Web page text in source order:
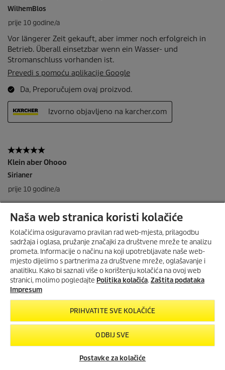
ISKORISTI DO 30%
POPUSTA U KOLOVOZU
popustanadodatkeza
višenamjenske usisavače.
Vrijedi od1.8.2026. do 31.8.2026.
Created with AI (artificial intelligence)
Naša web stranica koristi kolačiće
Kolačićima osiguravamo pravilan rad web-mjesta, prilagodbu
sadržaja i oglasa, pružanje značajki za društvene mreže te analizu
prometa. Informacije o načinu na koji upotrebljavate naše web-
mjesto dijelimo s partnerima za društvene mreže, oglašavanje i
analitiku. Kako bi saznali više o korištenju kolačića na ovoj web
stranici, molimo pogledajte Politika kolačića.Zaštita podataka
Impresum
PRIHVATITE SVE KOLAČIĆE
ODBIJ SVE
Postavke za kolačiće